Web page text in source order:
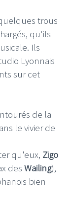
trous
qu'ils
Ils
Lyonnais
sur cet
de la
le vivier de
qu'eux, Zigo
des Wailing),
bien